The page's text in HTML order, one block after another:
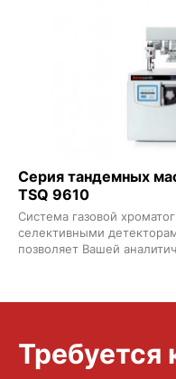
любой лаборатории
детектор с
интеллектуальное
избежать ненужных
производительность
модернизирована от
конфигураций что
лаборатории быстрее
инвестиции
Серия тандемных
TSQ 9610
Система газовой
селективными
позволяет Вашей
ненужные простои что
пропускную
Требуется